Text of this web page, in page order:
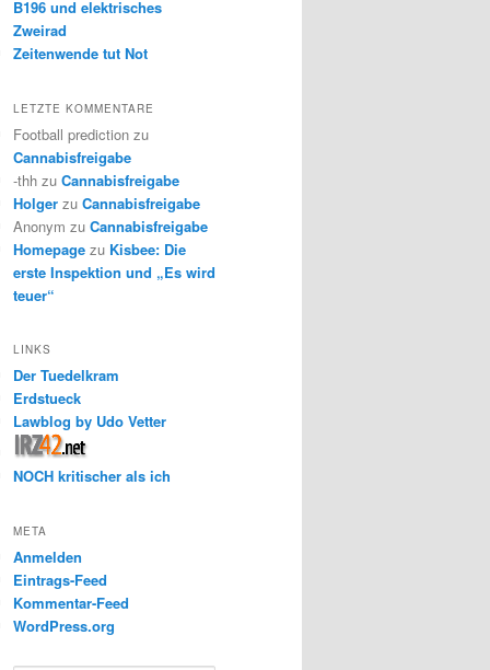
B196 und elektrisches
Zweirad
Zeitenwende tut Not
LETZTE KOMMENTARE
Football prediction zu
Cannabisfreigabe
-thh zu Cannabisfreigabe
Holger zu Cannabisfreigabe
Anonym zu Cannabisfreigabe
Homepage zu Kisbee: Die
erste Inspektion und „Es wird
teuer“
LINKS
Der Tuedelkram
Erdstueck
Lawblog by Udo Vetter
NOCH kritischer als ich
META
Anmelden
Eintrags-Feed
Kommentar-Feed
WordPress.org